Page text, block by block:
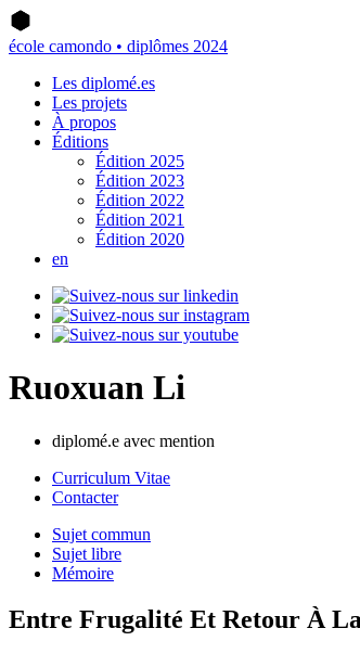
école camondo • diplômes 2024
Les diplomé.es
Les projets
À propos
Éditions
Édition 2025
Édition 2023
Édition 2022
Édition 2021
Édition 2020
en
Ruoxuan Li
diplomé.e avec mention
Curriculum Vitae
Contacter
Sujet commun
Sujet libre
Mémoire
Entre Frugalité Et Retour À